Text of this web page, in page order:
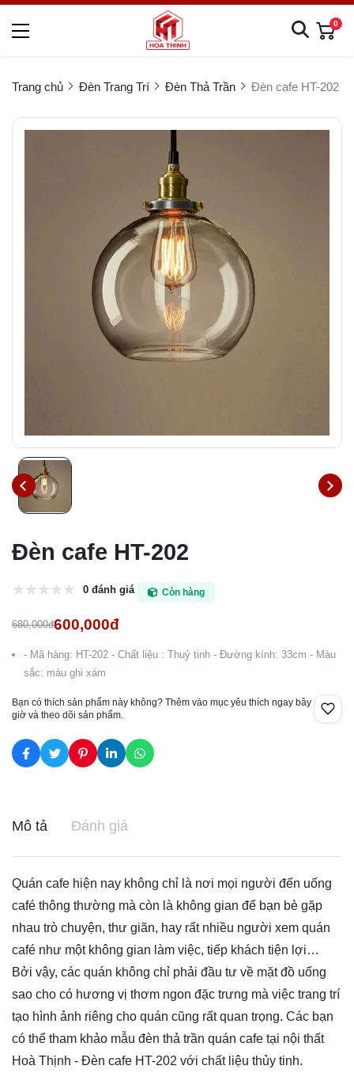
0
Trang chủ Đèn Trang Trí Đèn Thả Trần Đèn cafe HT-202
Đèn cafe HT-202
0 đánh giá Còn hàng
680,000đ600,000đ
- Mã hàng: HT-202 - Chất liệu : Thuỷ tinh - Đường kính: 33cm - Màu
sắc: màu ghi xám
Bạn có thích sản phẩm này không? Thêm vào mục yêu thích ngay bây
giờ và theo dõi sản phẩm.
Mô tả Đánh giá
Quán cafe hiện nay không chỉ là nơi mọi người đến uống
café thông thường mà còn là không gian để bạn bè gặp
nhau trò chuyện, thư giãn, hay rất nhiều người xem quán
café như một không gian làm việc, tiếp khách tiện lợi…
Bởi vậy, các quán không chỉ phải đầu tư về mặt đồ uống
sao cho có hương vị thơm ngon đặc trưng mà việc trang trí
tạo hình ảnh riêng cho quán cũng rất quan trọng. Các bạn
có thể tham khảo mẫu đèn thả trần quán cafe tại nội thất
Hoà Thịnh - Đèn cafe HT-202 với chất liệu thủy tinh.